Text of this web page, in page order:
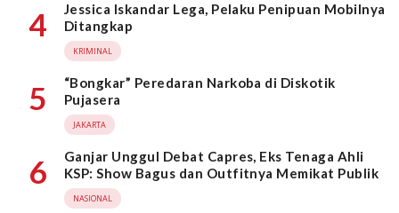
4
Jessica Iskandar Lega, Pelaku Penipuan Mobilnya
Ditangkap
KRIMINAL
5
“Bongkar” Peredaran Narkoba di Diskotik
Pujasera
JAKARTA
6
Ganjar Unggul Debat Capres, Eks Tenaga Ahli
KSP: Show Bagus dan Outfitnya Memikat Publik
NASIONAL